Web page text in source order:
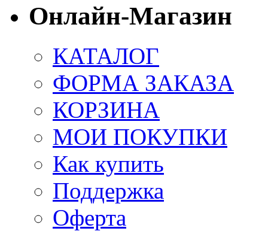
Онлайн-Магазин
КАТАЛОГ
ФОРМА ЗАКАЗА
КОРЗИНА
МОИ ПОКУПКИ
Как купить
Поддержка
Оферта